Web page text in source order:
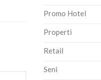
Promo Hotel
Properti
Retail
Seni